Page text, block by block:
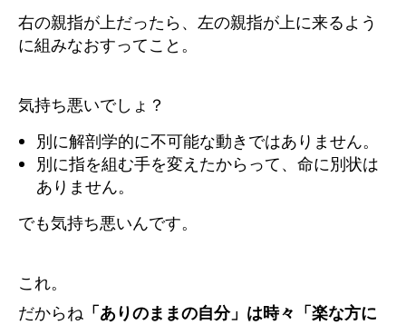
右の親指が上だったら、左の親指が上に来るよう
に組みなおすってこと。
気持ち悪いでしょ？
別に解剖学的に不可能な動きではありません。
別に指を組む手を変えたからって、命に別状は
ありません。
でも気持ち悪いんです。
これ。
だからね 「ありのままの自分」は時々「楽な方に